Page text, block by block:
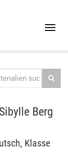
Toggle
Berg
Klasse